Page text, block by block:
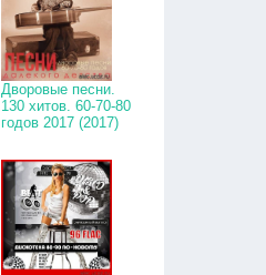
Дворовые песни.
130 хитов. 60-70-80
годов 2017 (2017)